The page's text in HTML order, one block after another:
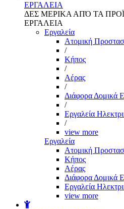
ΕΡΓΑΛΕΙΑ
ΔΕΣ ΜΕΡΙΚΑ ΑΠΌ ΤΑ
ΕΡΓΑΛΕΙΑ
Εργαλεία
Aτομική
/
Kήπος
/
Αέρας
/
Διάφορα Δομικά
/
Εργαλεία
/
view more
Εργαλεία
Aτομική
Kήπος
Αέρας
Διάφορα Δομικά
Εργαλεία
view more